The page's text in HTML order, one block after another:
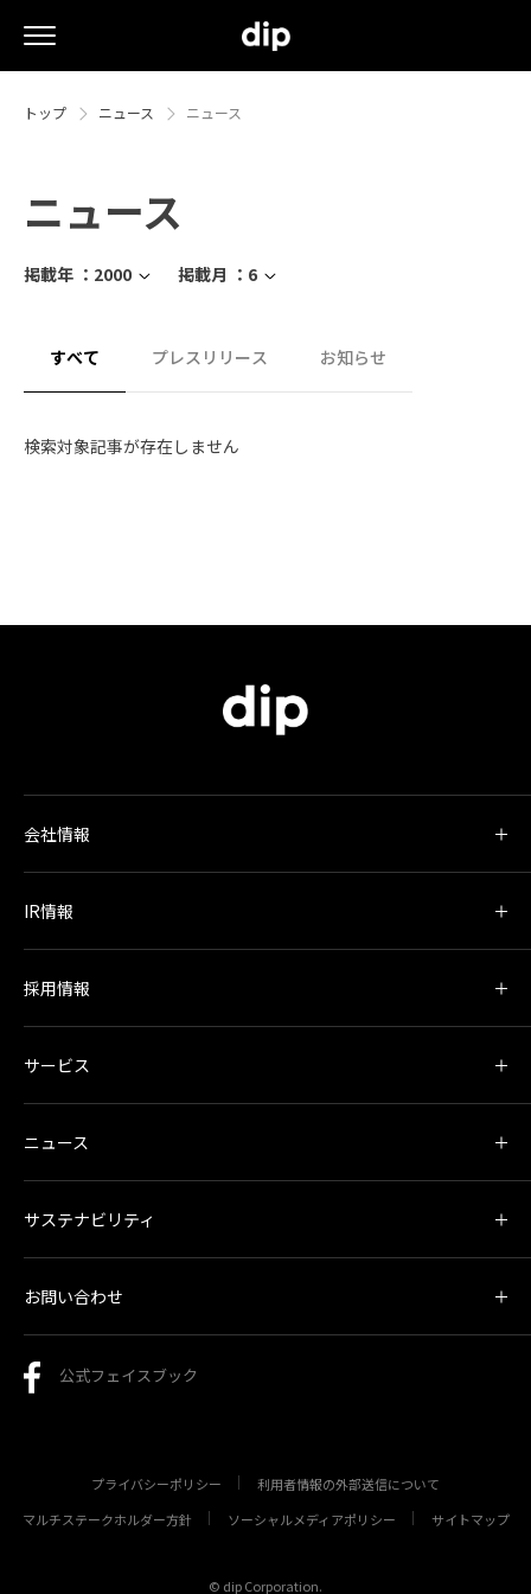
トップ ニュース ニュース
ニュース
掲載年 ： 2000 掲載月 ： 6
すべて プレスリリース お知らせ
検索対象記事が存在しません
会社情報
IR情報
採用情報
サービス
ニュース
サステナビリティ
お問い合わせ
公式フェイスブック
プライバシーポリシー
利用者情報の外部送信について
マルチステークホルダー方針
ソーシャルメディアポリシー サイトマップ
© dip Corporation.